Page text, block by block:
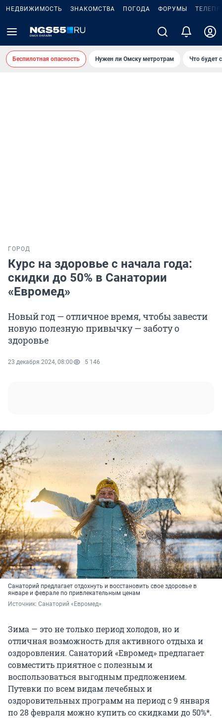
НЕДВИЖИМОСТЬ ЗНАКОМСТВА ПОГОДА ФОРУМЫ
Беспилотная опасность Нужен ли Омску метротрам Что будет
ГОРОД
Курс на здоровье с начала года:
скидки до 50% в Санатории
«Евромед»
Новый год — отличное время, чтобы завести
новую полезную привычку — заботу о
здоровье
23 декабря 2024, 08:00 5 146
Санаторий предлагает отдохнуть и восстановить свое здоровье в
январе и феврале по привлекательным ценам
Источник: Санаторий «Евромед»
Зима — это не только период холодов, но и
отличная возможность для активного отдыха и
оздоровления. Санаторий «Евромед» предлагает
совместить приятное с полезным и
воспользоваться выгодным предложением.
Путевки по всем видам лечебных и
оздоровительных программ на период с 9 января
по 28 февраля можно купить со скидками до 50%*.